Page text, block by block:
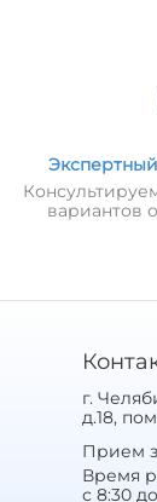
вариантов
г.
д.18,
Прием
Время
с 8:30